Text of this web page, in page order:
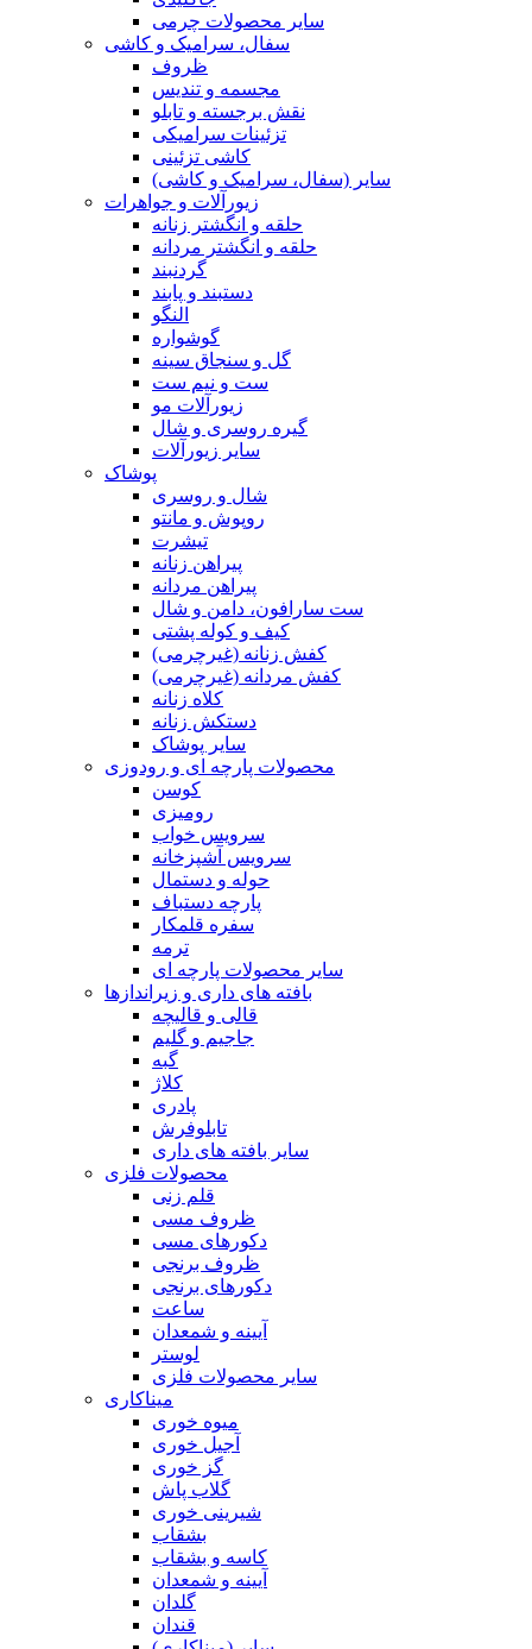
سایر محصولات چرمی
سفال، سرامیک و کاشی
ظروف
مجسمه و تندیس
نقش برجسته و تابلو
تزئینات سرامیکی
کاشی تزئینی
سایر (سفال، سرامیک و کاشی)
زیورآلات و جواهرات
حلقه و انگشتر زنانه
حلقه و انگشتر مردانه
گردنبند
دستبند و پابند
النگو
گوشواره
گل و سنجاق سینه
ست و نیم ست
زیورآلات مو
گیره روسری و شال
سایر زیورآلات
پوشاک
شال و روسری
روپوش و مانتو
تیشرت
پیراهن زنانه
پیراهن مردانه
ست سارافون، دامن و شال
کیف و کوله پشتی
کفش زنانه (غیرچرمی)
کفش مردانه (غیرچرمی)
کلاه زنانه
دستکش زنانه
سایر پوشاک
محصولات پارچه ای و رودوزی
کوسن
رومیزی
سرویس خواب
سرویس آشپزخانه
حوله و دستمال
پارچه دستباف
سفره قلمکار
ترمه
سایر محصولات پارچه ای
بافته های داری و زیراندازها
قالی و قالیچه
جاجیم و گلیم
گبه
کلاژ
پادری
تابلوفرش
سایر بافته های داری
محصولات فلزی
قلم زنی
ظروف مسی
دکورهای مسی
ظروف برنجی
دکورهای برنجی
ساعت
آیینه و شمعدان
لوستر
سایر محصولات فلزی
میناکاری
میوه خوری
آجیل خوری
گز خوری
گلاب پاش
شیرینی خوری
بشقاب
کاسه و بشقاب
آیینه و شمعدان
گلدان
قندان